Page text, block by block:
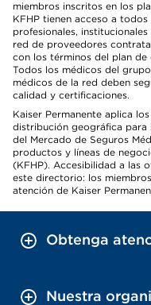
miembros inscritos en los
KFHP tienen acceso a
profesionales,
red de proveedores
con los términos del plan
Todos los médicos del
médicos de la red deben
calidad y certificaciones.
Kaiser Permanente aplica
distribución geográfica para
del Mercado de Seguros
productos y líneas de
(KFHP). Accesibilidad a las
este directorio: los
atención de Kaiser
Obtenga
Nuestra